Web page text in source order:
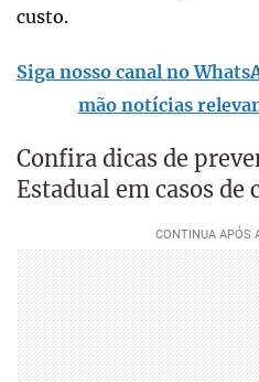
custo.
Siga nosso canal no
mão notícias
Confira dicas de
Estadual em casos de